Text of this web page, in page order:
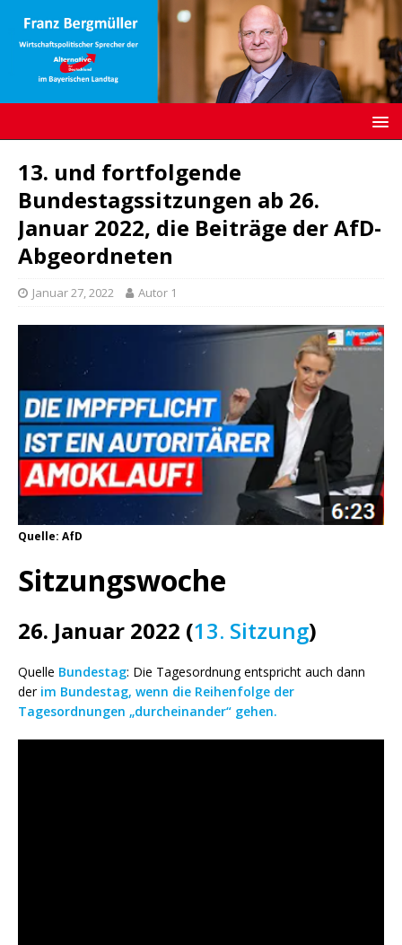
13. und fortfolgende
Bundestagssitzungen ab 26.
Januar 2022, die Beiträge der AfD-
Abgeordneten
Januar 27, 2022 Autor 1
Quelle: AfD
Sitzungswoche
26. Januar 2022 (13. Sitzung)
Quelle Bundestag: Die Tagesordnung entspricht auch dann
der im Bundestag, wenn die Reihenfolge der
Tagesordnungen „durcheinander“ gehen.